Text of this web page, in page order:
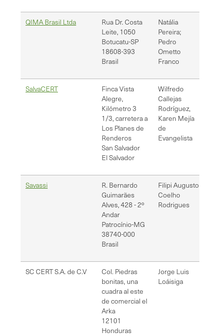
QIMA Brasil Ltda
Rua Dr. Costa
Leite, 1050
Botucatu-SP
18608-393
Brasil
Natália
Pereira;
Pedro
Ometto
Franco
SalvaCERT
Finca Vista
Alegre,
Kilómetro 3
1/3, carretera a
Los Planes de
Renderos
San Salvador
El Salvador
Wilfredo
Callejas
Rodríguez,
Karen Mejía
de
Evangelista
Savassi
R. Bernardo
Guimarães
Alves, 428 - 2º
Andar
Patrocínio-MG
38740-000
Brasil
Filipi Augusto
Coelho
Rodrigues
SC CERT S.A. de C.V
Col. Piedras
bonitas, una
cuadra al este
de comercial el
Arka
12101
Honduras
Jorge Luis
Loáisiga